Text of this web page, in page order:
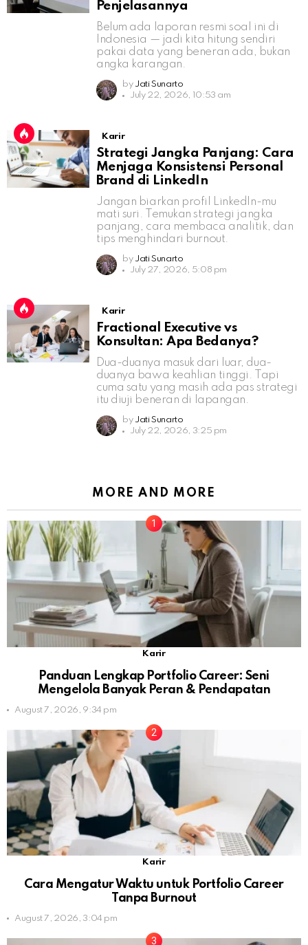
Penjelasannya
Belum ada laporan resmi soal ini di
Indonesia — jadi kita hitung sendiri
pakai data yang beneran ada, bukan
angka karangan.
by Jati Sunarto
July 22, 2026, 10:53 am
Karir
Strategi Jangka Panjang: Cara
Menjaga Konsistensi Personal
Brand di LinkedIn
Jangan biarkan profil LinkedIn-mu
mati suri. Temukan strategi jangka
panjang, cara membaca analitik, dan
tips menghindari burnout.
by Jati Sunarto
July 27, 2026, 5:08 pm
Karir
Fractional Executive vs
Konsultan: Apa Bedanya?
Dua-duanya masuk dari luar, dua-
duanya bawa keahlian tinggi. Tapi
cuma satu yang masih ada pas strategi
itu diuji beneran di lapangan.
by Jati Sunarto
July 22, 2026, 3:25 pm
MORE AND MORE
Karir
Panduan Lengkap Portfolio Career: Seni
Mengelola Banyak Peran & Pendapatan
August 7, 2026, 9:34 pm
Karir
Cara Mengatur Waktu untuk Portfolio Career
Tanpa Burnout
August 7, 2026, 3:04 pm